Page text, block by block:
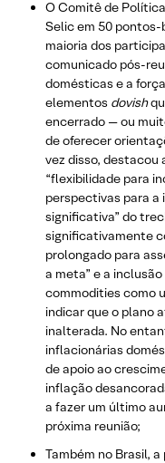
O Comitê de
Selic em 50
maioria dos
comunicado pós-
domésticas e a
elementos dovish
encerrado — ou
de oferecer
vez disso, destacou
“flexibilidade para
perspectivas para a
significativa” do
significativamente
prolongado para
a meta” e a
commodities como
indicar que o plano
inalterada. No
inflacionárias
de apoio ao
inflação
a fazer um último
próxima reunião;
Também no Brasil,